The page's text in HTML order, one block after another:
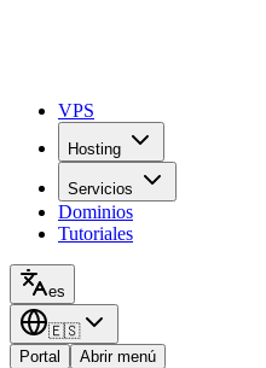
VPS
Hosting
Servicios
Dominios
Tutoriales
es
🇪🇸
Portal
Abrir menú